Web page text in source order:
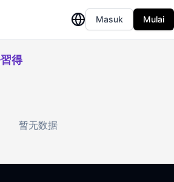
Masuk Mulai
得
暂无数据